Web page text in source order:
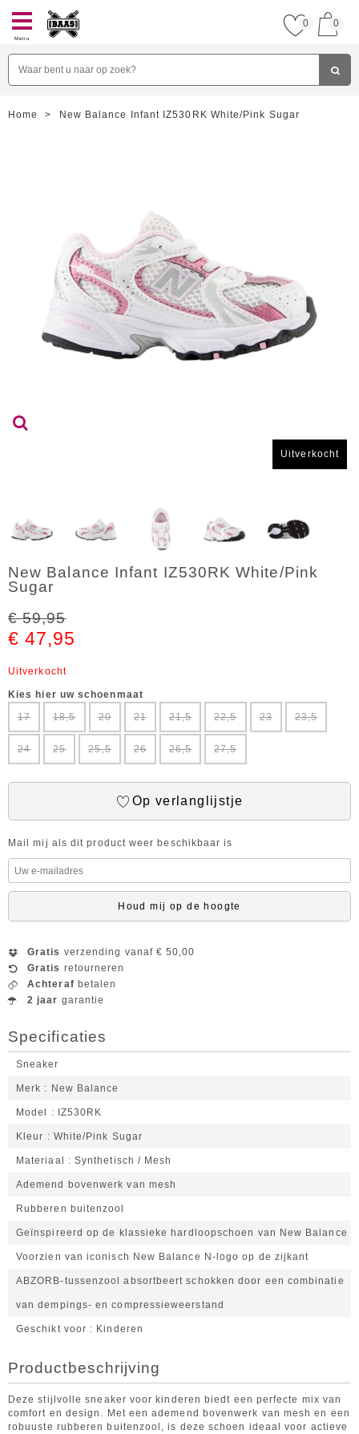
Menu
0 0
Home > New Balance Infant IZ530RK White/Pink Sugar
Uitverkocht
New Balance Infant IZ530RK White/Pink
Sugar
€ 59,95
€ 47,95
Uitverkocht
Kies hier uw schoenmaat
17
18,5 20 21 21,5 22,5 23 23,5
24 25 25,5 26 26,5 27,5
Op verlanglijstje
Mail mij als dit product weer beschikbaar is
Houd mij op de hoogte
Gratis verzending vanaf € 50,00
Gratis retourneren
Achteraf betalen
2 jaar garantie
Specificaties
Sneaker
Merk New Balance
Model IZ530RK
Kleur White/Pink Sugar
Materiaal Synthetisch / Mesh
Ademend bovenwerk van mesh
Rubberen buitenzool
Geïnspireerd op de klassieke hardloopschoen van New Balance
Voorzien van iconisch New Balance N-logo op de zijkant
ABZORB-tussenzool absortbeert schokken door een combinatie
van dempings- en compressieweerstand
Geschikt voor Kinderen
Productbeschrijving
Deze stijlvolle sneaker voor kinderen biedt een perfecte mix van
comfort en design. Met een ademend bovenwerk van mesh en een
robuuste rubberen buitenzool, is deze schoen ideaal voor actieve